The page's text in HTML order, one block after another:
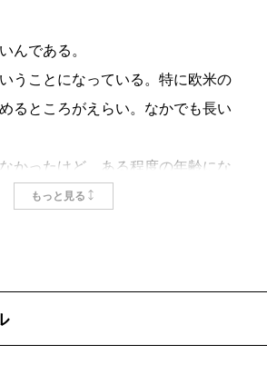
んである。
うことになっている。特に欧米の
るところがえらい。なかでも長い
かったけど、ある程度の年齢にな
きれるようになった。もし十七歳
れた。『
もっと見る